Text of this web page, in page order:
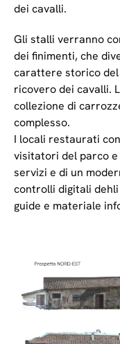
dei cavalli.
Gli stalli verranno
dei finimenti, che
carattere storico del
ricovero dei cavalli.
collezione di
complesso.
I locali restaurati
visitatori del parco
servizi e di un
controlli digitali
guide e materiale